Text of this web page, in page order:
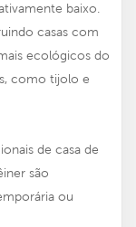
baixo.
casas com
ecológicos do
como tijolo e
de casa de
são
ou